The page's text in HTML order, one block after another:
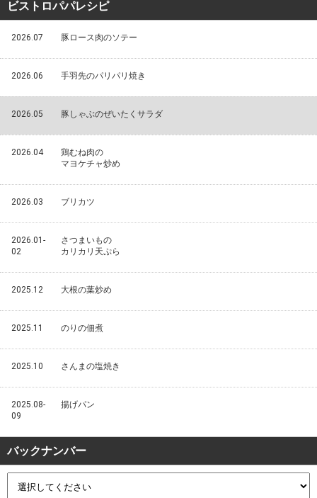
ビストロパパレシピ
2026.07 豚ロース肉のソテー
2026.06 手羽先のパリパリ焼き
2026.05 豚しゃぶのぜいたくサラダ
2026.04
鶏むね肉の
マヨケチャ炒め
2026.03 ブリカツ
2026.01-
02
さつまいもの
カリカリ天ぷら
2025.12 大根の葉炒め
2025.11 のりの佃煮
2025.10 さんまの塩焼き
2025.08-
09
揚げパン
バックナンバー